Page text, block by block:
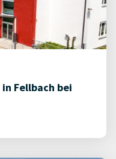
Fellbach bei